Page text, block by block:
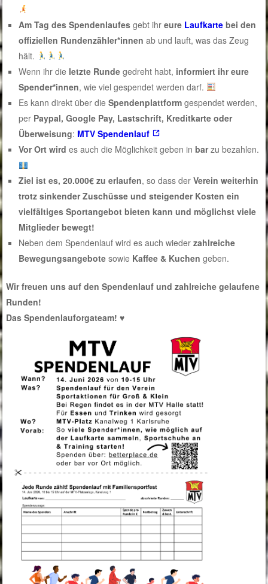
Am Tag des Spendenlaufesgebt ihreure Laufkarte bei den
offiziellen Rundenzähler*innen ab und lauft, was das Zeug
hält.
Wenn ihr die letzte Rundegedreht habt, informiert ihr eure
Spender*innen, wie viel gespendet werden darf.
Es kann direkt über dieSpendenplattformgespendet werden,
per Paypal, Google Pay, Lastschrift, Kreditkarte oder
Überweisung: MTV Spendenlauf
Vor Ort wirdes auch die Möglichkeit geben inbarzu bezahlen.
Ziel ist es, 20.000€ zu erlaufen, so dass derVerein weiterhin
trotz sinkender Zuschüsse und steigender Kosten ein
vielfältiges Sportangebot bieten kann und möglichst viele
Mitglieder bewegt!
Neben dem Spendenlauf wird es auch wiederzahlreiche
Bewegungsangebotesowie Kaffee & Kuchengeben.
Wir freuen uns auf den Spendenlauf und zahlreiche gelaufene
Runden!
Das Spendenlauforgateam! ♥️